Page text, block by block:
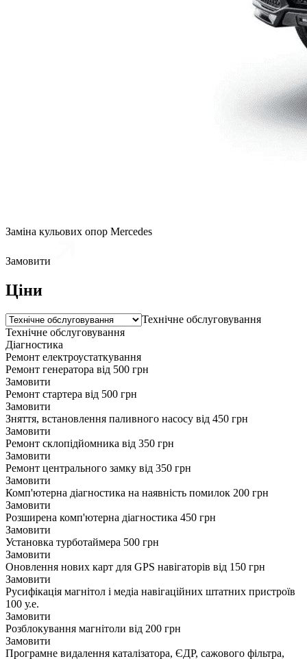
Заміна кульових опор Mercedes
Замовити
Ціни
Технічне обслуговування
Технічне обслуговування
Діагностика
Ремонт електроустаткування
Ремонт генератора від 500 грн
Замовити
Ремонт стартера від 500 грн
Замовити
Зняття, встановлення паливного насосу від 450 грн
Замовити
Ремонт склопідйомника від 350 грн
Замовити
Ремонт центрального замку від 350 грн
Замовити
Комп'ютерна діагностика на наявність помилок 200 грн
Замовити
Розширена комп'ютерна діагностика 450 грн
Замовити
Установка турботаймера 500 грн
Замовити
Оновлення нових карт для GPS навігаторів від 150 грн
Замовити
Русифікація магнітол і медіа навігаційних штатних пристроїв
100 у.е.
Замовити
Розблокування магнітоли від 200 грн
Замовити
Програмне видалення каталізатора, ЄДР, сажового фільтра,